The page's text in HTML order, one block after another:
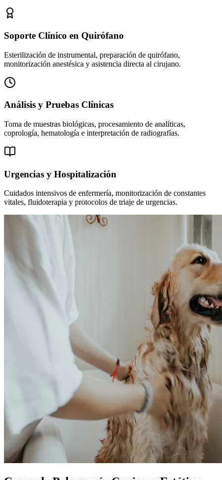
Soporte Clínico en Quirófano
Esterilización de instrumental, preparación de quirófano,
monitorización anestésica y asistencia directa al cirujano.
Análisis y Pruebas Clínicas
Toma de muestras biológicas, procesamiento de analíticas,
coprología, hematología e interpretación de radiografías.
Urgencias y Hospitalización
Cuidados intensivos de enfermería, monitorización de constantes
vitales, fluidoterapia y protocolos de triaje de urgencias.